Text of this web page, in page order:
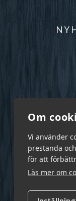
Om
Vi använder
prestanda
för att
Läs mer om